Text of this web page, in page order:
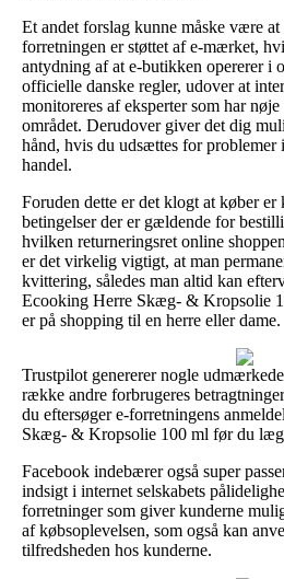
Et andet forslag kunne måske være
forretningen er støttet af e-mærket,
antydning af at e-butikken opererer i
officielle danske regler, udover at
monitoreres af eksperter som har
området. Derudover giver det dig
hånd, hvis du udsættes for problemer
handel.
Foruden dette er det klogt at køber er
betingelser der er gældende for
hvilken returneringsret online
er det virkelig vigtigt, at man
kvittering, således man altid kan
Ecooking Herre Skæg- & Kropsolie
er på shopping til en herre eller dame.
Trustpilot genererer nogle
række andre forbrugeres
du eftersøger e-forretningens
Skæg- & Kropsolie 100 ml før du
Facebook indebærer også super
indsigt i internet selskabets
forretninger som giver kunderne
af købsoplevelsen, som også kan
tilfredsheden hos kunderne.